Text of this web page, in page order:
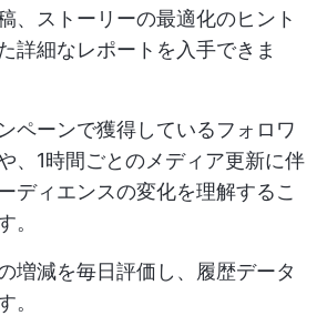
、ストーリーの最適化のヒント
詳細なレポートを入手できま
ペーンで獲得しているフォロワ
、1時間ごとのメディア更新に伴
ディエンスの変化を理解するこ
。
増減を毎日評価し、履歴データ
。